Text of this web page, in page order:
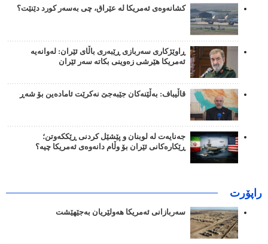
کشانەوەی ئەمریکا لە عێراق، چی بەسەر کورد دێنێت؟
ڕاوێژکاری سەربازی ڕێبەری باڵای ئێران: لەوانەیە
ئەمریکا هێرشی زەوینی بکاتە سەر ئێران
قاڵیباف: بەڵێنەکان جێبەجێ نەکرێت ئامادەین بۆ شەڕ
جەنایەت لە لوبنان و پێشێل کردنی ڕێککەوتن؛
ڕێکارەکانی ئێران بۆ وڵام دانەوەی ئەمریکا چیە؟
راپۆرت
سەربازانی ئەمریکا هەولێریان بەجێهێشت